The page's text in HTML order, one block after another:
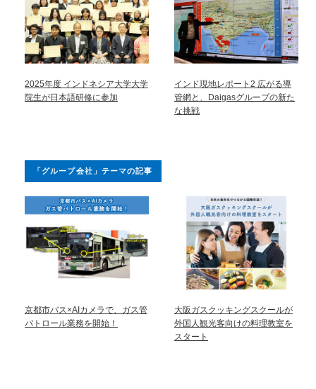
2025年度 インドネシア大学大学
院生が日本語研修に参加
インド現地レポート2 広がる導
管網と、Daigasグループの新た
な挑戦
「グループ会社」テーマの記事
京都市バス×AIカメラで、ガス管
パトロール業務を開始！
大阪ガスクッキングスクールが
外国人観光客向けの料理教室を
スタート